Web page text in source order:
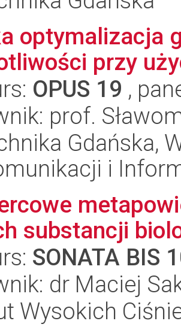
optymalizacja
przy
OPUS 19 ,
prof.
Gdańska,
i
substancji
SONATA BIS
dr Maciej
Wysokich